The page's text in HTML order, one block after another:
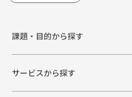
課題・目的から探す
サービスから探す